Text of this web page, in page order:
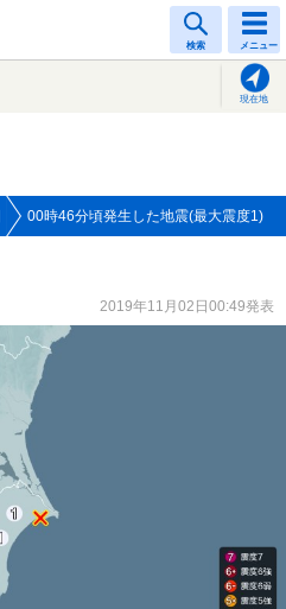
検索 メニュー
現在地
00時46分頃発生した地震(最大震度1)
2019年11月02日00:49発表